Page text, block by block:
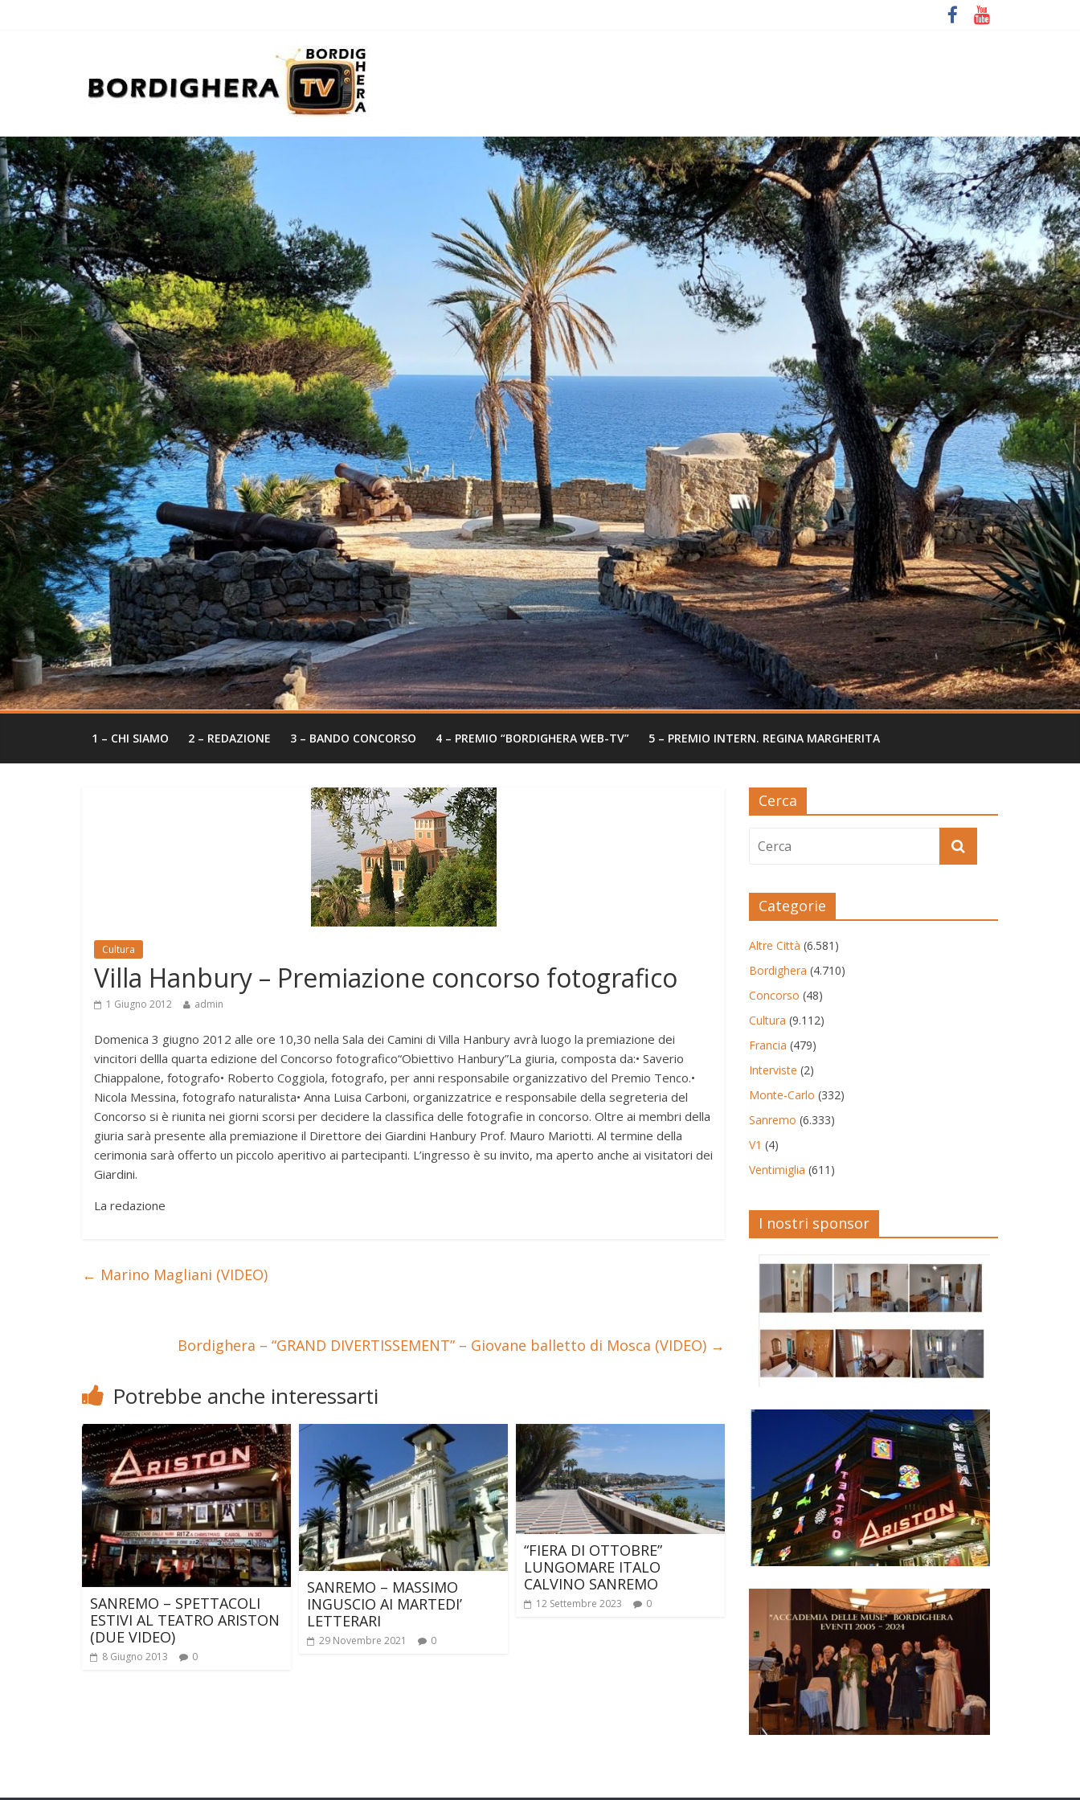
1 – CHI SIAMO 2 – REDAZIONE 3 – BANDO CONCORSO 4 – PREMIO “BORDIGHERA WEB-TV” 5 – PREMIO INTERN. REGINA MARGHERITA
Cultura
Villa Hanbury – Premiazione concorso fotografico
1 Giugno 2012 admin
Domenica 3 giugno 2012 alle ore 10,30 nella Sala dei Camini di Villa Hanbury avrà luogo la premiazione dei
vincitori dellla quarta edizione del Concorso fotografico“Obiettivo Hanbury”La giuria, composta da:• Saverio
Chiappalone, fotografo• Roberto Coggiola, fotografo, per anni responsabile organizzativo del Premio Tenco.•
Nicola Messina, fotografo naturalista• Anna Luisa Carboni, organizzatrice e responsabile della segreteria del
Concorso si è riunita nei giorni scorsi per decidere la classifica delle fotografie in concorso. Oltre ai membri della
giuria sarà presente alla premiazione il Direttore dei Giardini Hanbury Prof. Mauro Mariotti. Al termine della
cerimonia sarà offerto un piccolo aperitivo ai partecipanti. L’ingresso è su invito, ma aperto anche ai visitatori dei
Giardini.
La redazione
← Marino Magliani (VIDEO)
Bordighera – “GRAND DIVERTISSEMENT” – Giovane balletto di Mosca (VIDEO) →
Potrebbe anche interessarti
SANREMO – SPETTACOLI
ESTIVI AL TEATRO ARISTON
(DUE VIDEO)
8 Giugno 2013 0
SANREMO – MASSIMO
INGUSCIO AI MARTEDI’
LETTERARI
29 Novembre 2021 0
“FIERA DI OTTOBRE”
LUNGOMARE ITALO
CALVINO SANREMO
12 Settembre 2023 0
Cerca
Categorie
Altre Città (6.581)
Bordighera (4.710)
Concorso (48)
Cultura (9.112)
Francia (479)
Interviste (2)
Monte-Carlo (332)
Sanremo (6.333)
V1 (4)
Ventimiglia (611)
I nostri sponsor